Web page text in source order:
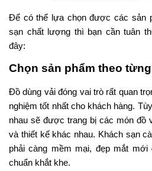
Để có thể lựa chọn được các sản
sạn chất lượng thì bạn cần tuân
đây:
Chọn sản phẩm theo
Đồ dùng vải đóng vai trò rất quan
nghiệm tốt nhất cho khách hàng.
nhau sẽ được trang bị các món đồ
và thiết kế khác nhau. Khách sạn
phải càng mềm mại, đẹp mắt
chuẩn khắt khe.